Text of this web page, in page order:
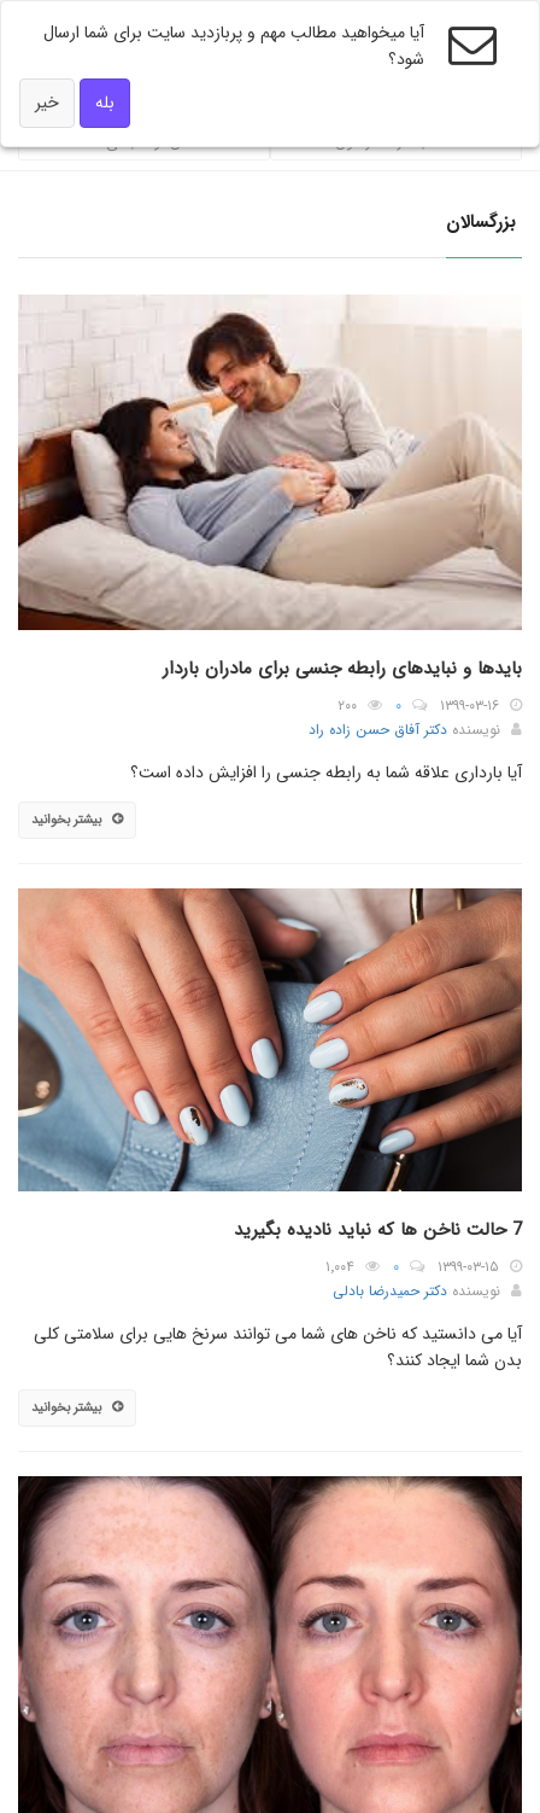
محاسبه گر فشار خون
شاخص توده بندی BMI
بزرگسالان
بایدها و نبایدهای رابطه جنسی برای مادران باردار
۱۳۹۹-۰۳-۱۶ ۰
۲۰۰
نویسنده دکتر آفاق حسن زاده راد
آیا بارداری علاقه شما به رابطه جنسی را افزایش داده است؟
بیشتر بخوانید
7 حالت ناخن ها که نباید نادیده بگیرید
۱۳۹۹-۰۳-۱۵ ۰
۱٬۰۰۴
نویسنده دکتر حمیدرضا بادلی
آیا می دانستید که ناخن های شما می توانند سرنخ هایی برای سلامتی کلی
بدن شما ایجاد کنند؟
بیشتر بخوانید
آیا میخواهید مطالب مهم و پربازدید سایت برای شما ارسال
شود؟
بله
خیر